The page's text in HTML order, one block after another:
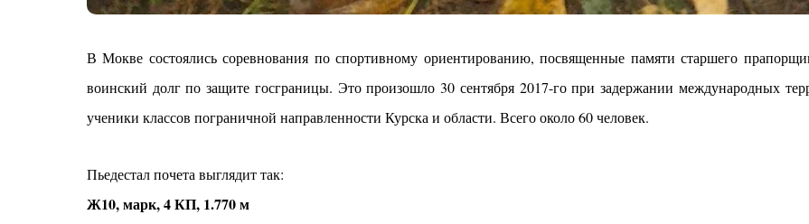
В Мокве состоялись соревнования по спортивному ориентированию, посвященные памяти старшего
воинский долг по защите госграницы. Это произошло 30 сентября 2017-го при задержании международных
ученики классов пограничной направленности Курска и области. Всего около 60 человек.
Пьедестал почета выглядит так:
Ж10, марк, 4 КП, 1.770 м